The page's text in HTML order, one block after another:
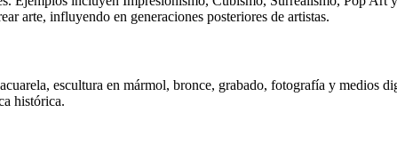
arte, influyendo en generaciones posteriores de artistas.
escultura en mármol, bronce, grabado, fotografía y medios
histórica.